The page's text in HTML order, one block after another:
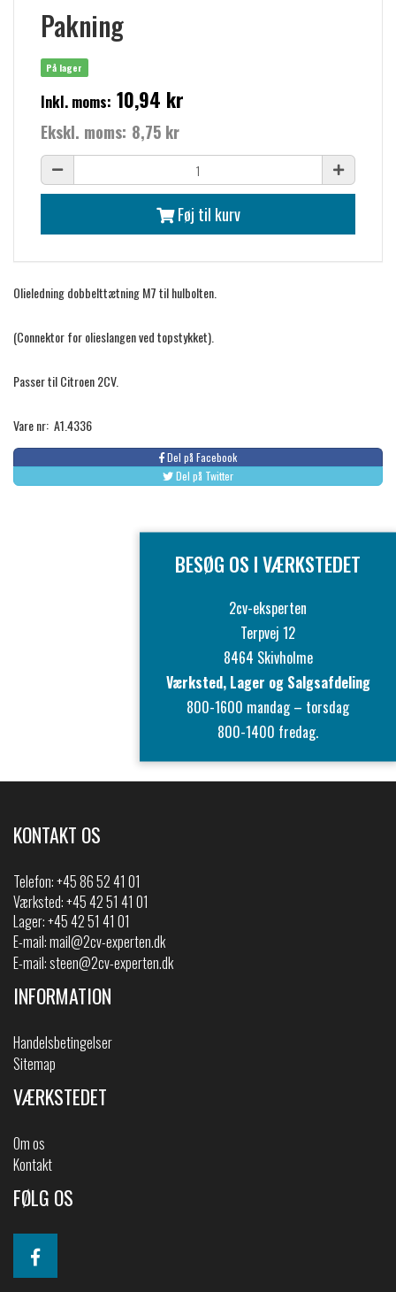
Pakning
På lager
Inkl. moms: 10,94 kr
Ekskl. moms: 8,75 kr
Føj til kurv
Olieledning dobbelttætning M7 til hulbolten.
(Connektor for olieslangen ved topstykket).
Passer til Citroen 2CV.
Vare nr: A1.4336
Del på Facebook
Del på Twitter
BESØG OS I VÆRKSTEDET
2cv-eksperten
Terpvej 12
8464 Skivholme
Værksted, Lager og Salgsafdeling
800-1600 mandag – torsdag
800-1400 fredag.
KONTAKT OS
Telefon:+45 86 52 41 01
Værksted: +45 42 51 41 01
Lager: +45 42 51 41 01
E-mail:mail@2cv-experten.dk
E-mail:steen@2cv-experten.dk
INFORMATION
Handelsbetingelser
Sitemap
VÆRKSTEDET
Om os
Kontakt
FØLG OS